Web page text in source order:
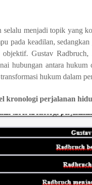
tabel universitas di Eropa
menjadi topik yang
pada keadilan,
objektif. Gustav
hubungan antara
hukum dalam
kronologi perjalanan